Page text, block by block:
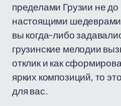
пределами Грузии не
настоящими шедеврами
вы когда-либо
грузинские мелодии
отклик и как
ярких композиций, то
для вас.